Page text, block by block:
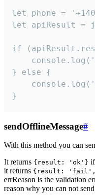
let phone =
let apiResult =
if
} else {
}
sendOfflineMessage#
With this method you can
It returns {result: 'ok'}
it returns {result: 'fail',
errReason is the validation
reason why you can not